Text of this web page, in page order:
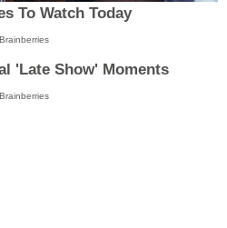
To Watch Today
Brainberries
'Late Show' Moments
Brainberries